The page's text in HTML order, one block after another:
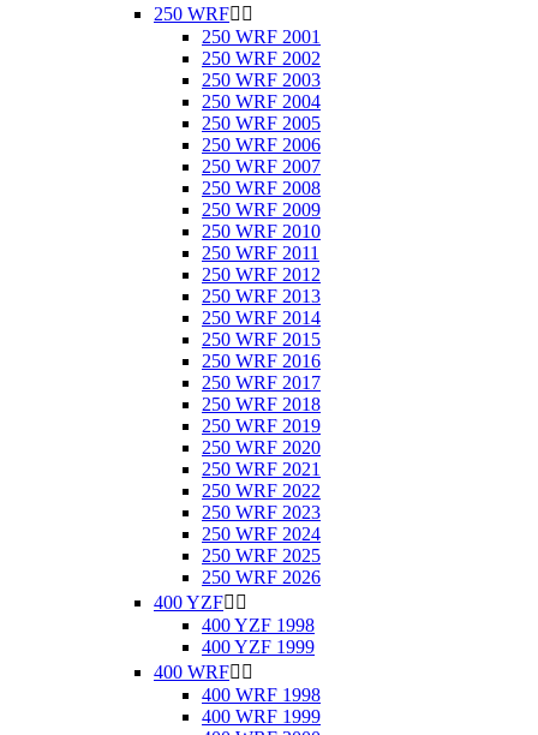
250 WRF 
250 WRF 2001
250 WRF 2002
250 WRF 2003
250 WRF 2004
250 WRF 2005
250 WRF 2006
250 WRF 2007
250 WRF 2008
250 WRF 2009
250 WRF 2010
250 WRF 2011
250 WRF 2012
250 WRF 2013
250 WRF 2014
250 WRF 2015
250 WRF 2016
250 WRF 2017
250 WRF 2018
250 WRF 2019
250 WRF 2020
250 WRF 2021
250 WRF 2022
250 WRF 2023
250 WRF 2024
250 WRF 2025
250 WRF 2026
400 YZF 
400 YZF 1998
400 YZF 1999
400 WRF 
400 WRF 1998
400 WRF 1999